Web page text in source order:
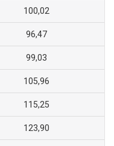
100,02
96,47
99,03
105,96
115,25
123,90